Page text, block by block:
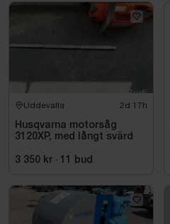
Uddevalla 2d 17h
Husqvarna motorsåg
3120XP, med långt svärd
3 350 kr · 11 bud